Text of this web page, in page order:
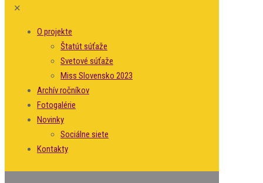
✕
O projekte
Štatút súťaže
Svetové súťaže
Miss Slovensko 2023
Archív ročníkov
Fotogalérie
Novinky
Sociálne siete
Kontakty